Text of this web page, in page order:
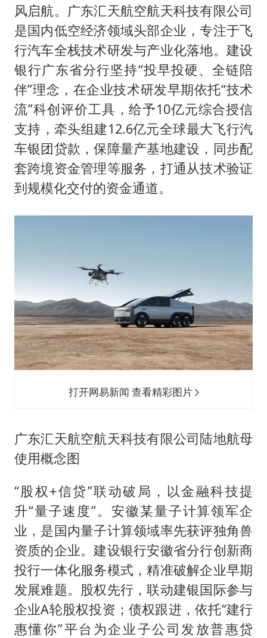
风启航。广东汇天航空航天科技有限公司
是国内低空经济领域头部企业，专注于飞
行汽车全栈技术研发与产业化落地。建设
银行广东省分行坚持“投早投硬、全链陪
伴”理念，在企业技术研发早期依托“技术
流”科创评价工具，给予10亿元综合授信
支持，牵头组建12.6亿元全球最大飞行汽
车银团贷款，保障量产基地建设，同步配
套跨境资金管理等服务，打通从技术验证
到规模化交付的资金通道。
打开网易新闻 查看精彩图片
广东汇天航空航天科技有限公司陆地航母
使用概念图
“股权+信贷”联动破局，以金融科技提
升“量子速度”。安徽某量子计算领军企
业，是国内量子计算领域率先获评独角兽
资质的企业。建设银行安徽省分行创新商
投行一体化服务模式，精准破解企业早期
发展难题。股权先行，联动建银国际参与
企业A轮股权投资；债权跟进，依托“建行
惠懂你”平台为企业子公司发放普惠贷